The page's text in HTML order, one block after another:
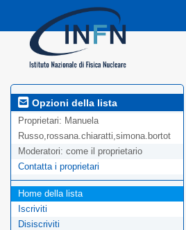
Opzioni della lista
Proprietari: Manuela
Russo,rossana.chiaratti,simona.bortot
Moderatori: come il proprietario
Contatta i proprietari
Home della lista
Iscriviti
Disiscriviti